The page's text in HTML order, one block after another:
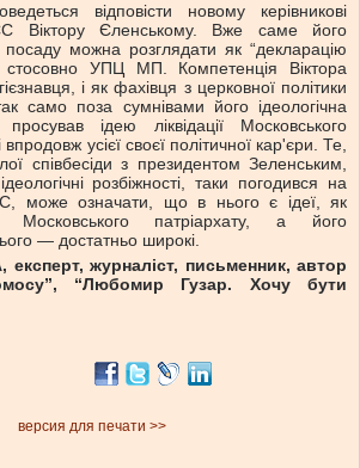
відповісти новому керівникові
Віктору Єленському. Вже саме його
можна розглядати як “декларацію
УПЦ МП. Компетенція Віктора
і як фахівця з церковної політики
само поза сумнівами його ідеологічна
ідею ліквідації Московського
впродовж усієї своєї політичної кар'єри. Те,
співбесіди з президентом Зеленським,
розбіжності, таки погодився на
може означати, що в нього є ідеї, як
Московського патріархату, а його
— достатньо широкі.
журналіст, письменник, автор
“Любомир Гузар. Хочу бути
версия для печати >>